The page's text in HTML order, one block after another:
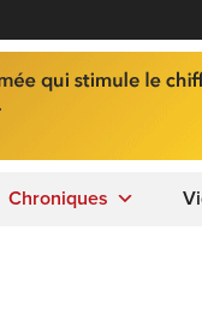
Chroniques